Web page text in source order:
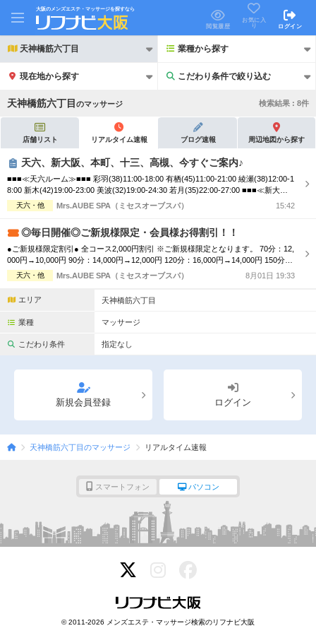
大阪のメンズエステ・マッサージを探すなら
閲覧履歴
お気に入
り
ログイン
天神橋筋六丁目 業種から探す
現在地から探す こだわり条件で絞り込む
こだわり条件で絞り込む
21時以降も受付 24時以降も受付
初回割引あり リピーター割引あり
団体割引 ポイントカード有
キャッシュレス決済OK 領収証発行可
完全個室
ペアルームあり
専用駐車場あり 有資格者在籍
駅から徒歩5分以内
こだわり条件を変更
天神橋筋六丁目 のマッサージ 検索結果 : 8件
店舗リスト リアルタイム速報 ブログ速報 周辺地図から探す
天六、新大阪、本町、十三、高槻、今すぐご案内♪
■■■≪天六ルーム≫■■■ 彩羽(38)11:00-18:00 有栖(45)11:00-21:00 綾瀬(38)12:00-1
8:00 新木(42)19:00-23:00 美波(32)19:00-24:30 若月(35)22:00-27:00 ■■■≪新大阪
ルーム≫■■■ 聖(43)10:00-16:00 海野(37)11:00-16:30 吉岡(37)11:00-18:00 仲...
天六・他 Mrs.AUBE SPA（ミセスオーブスパ） 15:42
◎毎日開催◎ご新規様限定・会員様お得割引！！
●ご新規様限定割引● 全コース2,000円割引 ※ご新規様限定となります。 70分：12,
000円→10,000円 90分：14,000円→12,000円 120分：16,000円→14,000円 150分：
21,000円→19,000円 180分：26,000円→24,000円 延長30分：6,000円 指名料：1,00
0円 ●フリー限定割引● 全コース1,000円割引 ※リピーター様限定と...
天六・他 Mrs.AUBE SPA（ミセスオーブスパ） 8月01日 19:33
エリア 天神橋筋六丁目
業種 マッサージ
こだわり条件 指定なし
新規会員登録 ログイン
天神橋筋六丁目のマッサージ リアルタイム速報
スマートフォン パソコン
© 2011-2026 メンズエステ・マッサージ検索のリフナビ大阪